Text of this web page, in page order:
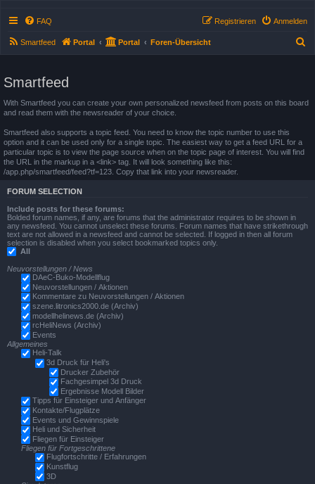
FAQ Anmelden
Registrieren
Smartfeed Portal Portal Foren-Übersicht
Smartfeed
With Smartfeed you can create your own personalized newsfeed from posts on this board
and read them with the newsreader of your choice.
Smartfeed also supports a topic feed. You need to know the topic number to use this
option and it can be used only for a single topic. The easiest way to get a feed URL for a
particular topic is to view the page source when on the topic page of interest. You will find
the URL in the markup in a <link> tag. It will look something like this:
/app.php/smartfeed/feed?tf=123. Copy that link into your newsreader.
FORUM SELECTION
Include posts for these forums:
Bolded forum names, if any, are forums that the administrator requires to be shown in
any newsfeed. You cannot unselect these forums. Forum names that have strikethrough
text are not allowed in a newsfeed and cannot be selected. If logged in then all forum
selection is disabled when you select bookmarked topics only.
All
Neuvorstellungen / News
DAeC-Buko-Modellflug
Neuvorstellungen / Aktionen
Kommentare zu Neuvorstellungen / Aktionen
szene.litronics2000.de (Archiv)
modellhelinews.de (Archiv)
rcHeliNews (Archiv)
Events
Allgemeines
Heli-Talk
3d Druck für Heli's
Drucker Zubehör
Fachgesimpel 3d Druck
Ergebnisse Modell Bilder
Tipps für Einsteiger und Anfänger
Kontakte/Flugplätze
Events und Gewinnspiele
Heli und Sicherheit
Fliegen für Einsteiger
Fliegen für Fortgeschrittene
Flugfortschritte / Erfahrungen
Kunstflug
3D